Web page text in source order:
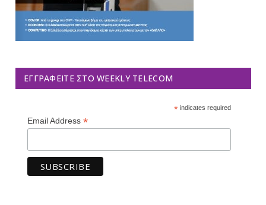
ΕΓΓΡΑΦΕΊΤΕ ΣΤΟ WEEKLY TELECOM
*indicates required
Email Address *